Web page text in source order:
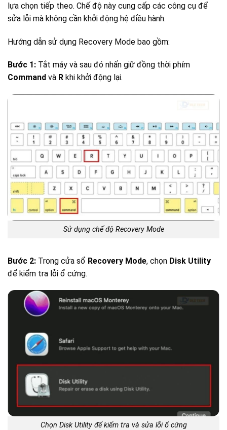
lựa chọn tiếp theo. Chế độ này cung cấp các công cụ để
sửa lỗi mà không cần khởi động hệ điều hành.
Hướng dẫn sử dụng Recovery Mode bao gồm:
Bước 1: Tắt máy và sau đó nhấn giữ đồng thời phím
Command và R khi khởi động lại.
Sử dụng chế độ Recovery Mode
Bước 2: Trong cửa sổ Recovery Mode, chọn Disk Utility
để kiểm tra lỗi ổ cứng.
Chọn Disk Utility để kiểm tra và sửa lỗi ổ cứng